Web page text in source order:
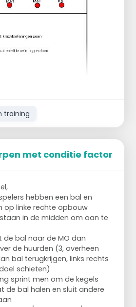
of iedereen ene matje als
of alleen
bezig met conditie, de
min.
doet is leidend, de
aan de conditie totdat
doet klaar is ga je door
oefening.
heeft het matje:
met gewicht
training
met conditie factor
hebben een bal en
op linke rechte opbouw
staan in de midden om aan te
de bal naar de MO dan
de huurden (3, overheen
bal terugkrijgen, links rechts
schieten)
sprint men om de kegels
de bal halen en sluit andere